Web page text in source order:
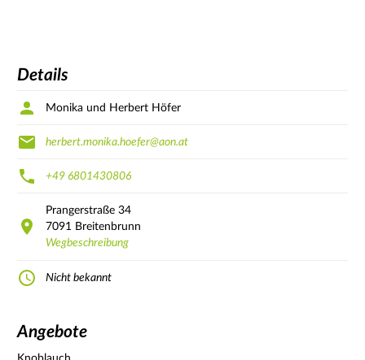
Details
Monika und Herbert Höfer
herbert.monika.hoefer@aon.at
+49 6801430806
Prangerstraße 34
7091
Breitenbrunn
Wegbeschreibung
Nicht bekannt
Angebote